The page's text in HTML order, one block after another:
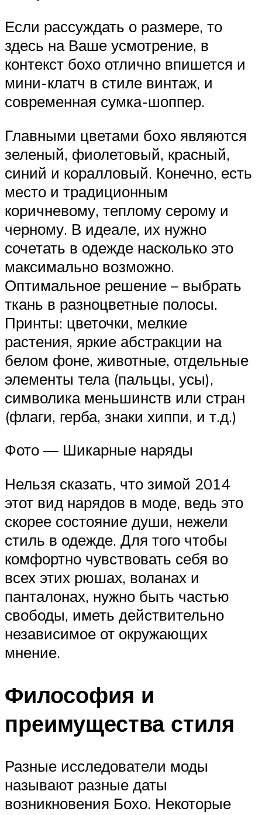
Если рассуждать о размере, то
здесь на Ваше усмотрение, в
контекст бохо отлично впишется и
мини-клатч в стиле винтаж, и
современная сумка-шоппер.
Главными цветами бохо являются
зеленый, фиолетовый, красный,
синий и коралловый. Конечно, есть
место и традиционным
коричневому, теплому серому и
черному. В идеале, их нужно
сочетать в одежде насколько это
максимально возможно.
Оптимальное решение – выбрать
ткань в разноцветные полосы.
Принты: цветочки, мелкие
растения, яркие абстракции на
белом фоне, животные, отдельные
элементы тела (пальцы, усы),
символика меньшинств или стран
(флаги, герба, знаки хиппи, и т.д.)
Фото — Шикарные наряды
Нельзя сказать, что зимой 2014
этот вид нарядов в моде, ведь это
скорее состояние души, нежели
стиль в одежде. Для того чтобы
комфортно чувствовать себя во
всех этих рюшах, воланах и
панталонах, нужно быть частью
свободы, иметь действительно
независимое от окружающих
мнение.
Философия и
преимущества стиля
Разные исследователи моды
называют разные даты
возникновения Бохо. Некоторые